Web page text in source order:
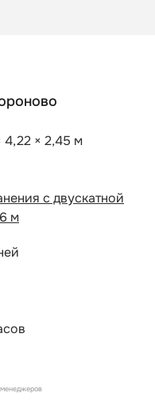
4,22 × 2,45 м
с двускатной
м
менеджеров